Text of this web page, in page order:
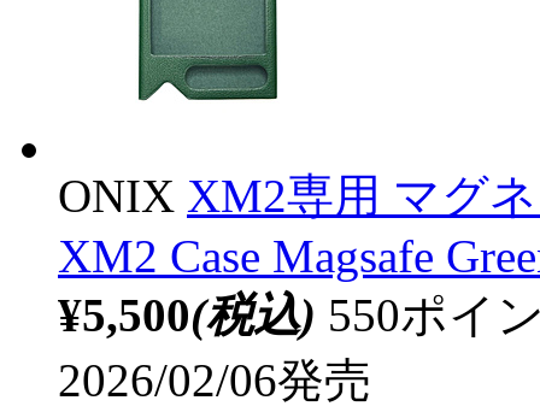
ONIX XM2専用 マグ
XM2 Case Magsafe
¥5,500(税込) 550ポイ
2026/02/06発売